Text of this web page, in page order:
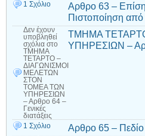
1 Σχόλιο
Αρθρο 63 –
Πιστοποίηση από
Δεν έχουν
υποβληθεί
σχόλια στο
ΤΜΗΜΑ
ΤΕΤΑΡΤΟ –
ΔΙΑΓΩΝΙΣΜΟΙ
ΜΕΛΕΤΩΝ
ΣΤΟΝ
ΤΟΜΕΑ ΤΩΝ
ΥΠΗΡΕΣΙΩΝ
– Αρθρο 64 –
Γενικές
διατάξεις
ΤΜΗΜΑ
ΥΠΗΡΕΣΙΩΝ –
1 Σχόλιο Αρθρο 65 –